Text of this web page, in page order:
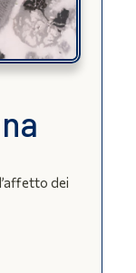
dei